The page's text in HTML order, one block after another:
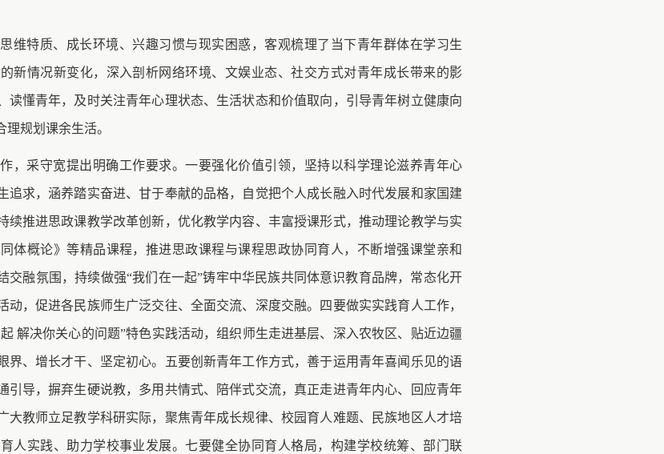
维特质、成长环境、兴趣习惯与现实困惑，客观梳理了当下青年群体在学习生
新情况新变化，深入剖析网络环境、文娱业态、社交方式对青年成长带来的影
读懂青年，及时关注青年心理状态、生活状态和价值取向，引导青年树立健康向
理规划课余生活。
，采守宽提出明确工作要求。一要强化价值引领，坚持以科学理论滋养青年心
追求，涵养踏实奋进、甘于奉献的品格，自觉把个人成长融入时代发展和家国建
续推进思政课教学改革创新，优化教学内容、丰富授课形式，推动理论教学与实
体概论》等精品课程，推进思政课程与课程思政协同育人，不断增强课堂亲和
交融氛围，持续做强“我们在一起”铸牢中华民族共同体意识教育品牌，常态化开
动，促进各民族师生广泛交往、全面交流、深度交融。四要做实实践育人工作，
解决你关心的问题”特色实践活动，组织师生走进基层、深入农牧区、贴近边疆
界、增长才干、坚定初心。五要创新青年工作方式，善于运用青年喜闻乐见的语
引导，摒弃生硬说教，多用共情式、陪伴式交流，真正走进青年内心、回应青年
大教师立足教学科研实际，聚焦青年成长规律、校园育人难题、民族地区人才培
人实践、助力学校事业发展。七要健全协同育人格局，构建学校统筹、部门联